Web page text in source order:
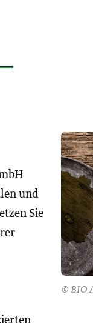
© BIO
und
Sie